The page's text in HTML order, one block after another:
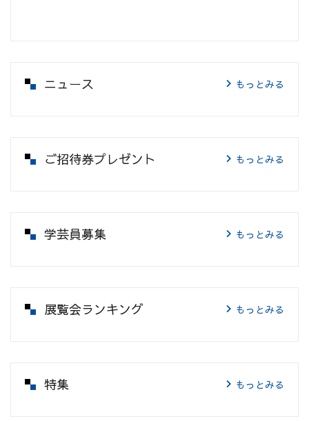
ニュース もっとみる
ご招待券プレゼント もっとみる
学芸員募集 もっとみる
展覧会ランキング もっとみる
特集 もっとみる